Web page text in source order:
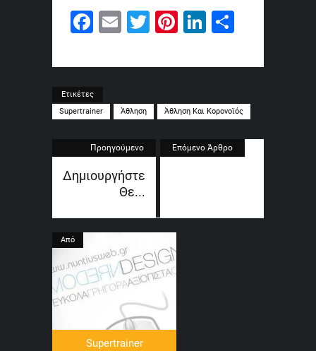
Facebook
EmailTwitter
Pinterest
LinkedIn
Ετικέτες
Supertrainer
Άθληση Άθληση Και Κορονοϊός
Προηγούμενο
Δημιουργήστε
Θε...
Επόμενο Άρθρο
Από
Supertrainer